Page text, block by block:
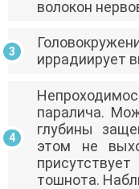
волокон
иррадиирует
паралича.
глубины
этом не
тошнота.